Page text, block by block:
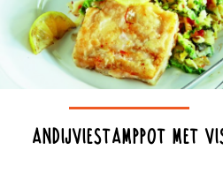
Andijviestamppot met